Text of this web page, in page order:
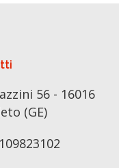
56 - 16016
(GE)